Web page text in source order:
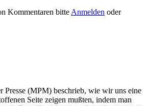
Kommentaren bitte Anmelden oder
Presse (MPM) beschrieb, wie wir uns eine
Seite zeigen mußten, indem man